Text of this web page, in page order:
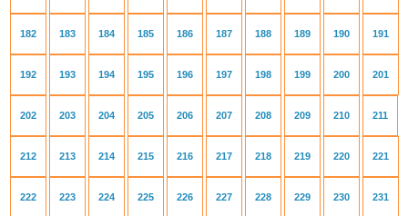
182 183 184 185 186 187 188 189 190 191
192 193 194 195 196 197 198 199 200 201
202 203 204 205 206 207 208 209 210 211
212 213 214 215 216 217 218 219 220 221
222 223 224 225 226 227 228 229 230 231